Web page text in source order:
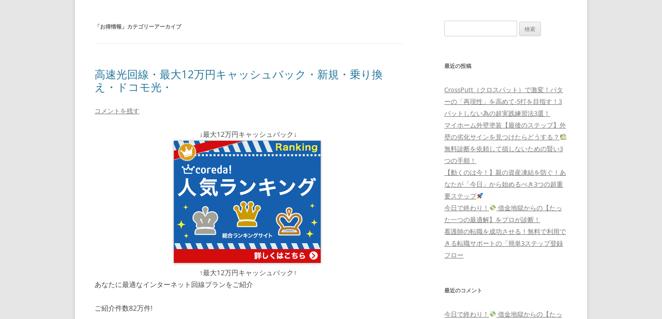
「お得情報 」カテゴリーアーカイブ
高速光回線・最大12万円キャッシュバック・新規・乗り換
え・ドコモ光・
コメントを残す
↓最大12万円キャッシュバック↓
↑最大12万円キャッシュバック↑
あなたに最適なインターネット回線プランをご紹介
ご紹介件数82万件!
索:
最近の投稿
CrossPutt（クロスパット）で激変！パタ
ーの「再現性」を高めて-5打を目指す！3
パットしない為の超実践練習法3選！
マイホーム外壁塗装【最後のステップ】外
壁の劣化サインを見つけたらどうする？
無料診断を依頼して損しないための賢い3
つの手順！
【動くのは今！】親の資産凍結を防ぐ！あ
なたが「今日」から始めるべき3つの超重
要ステップ
今日で終わり！
借金地獄からの【たっ
た一つの最適解】をプロが診断！
看護師の転職を成功させる！無料で利用で
きる転職サポートの「簡単3ステップ登録
フロー
最近のコメント
今日で終わり！
借金地獄からの【たっ